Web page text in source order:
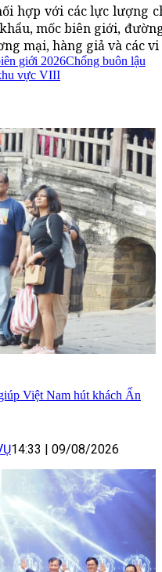
hợp với các lực lượng
mốc biên giới,
mại, hàng giả và các
giới 2026Chống buôn lậu
vực VIII
Việt Nam hút khách Ấn
14:33 09/08/2026